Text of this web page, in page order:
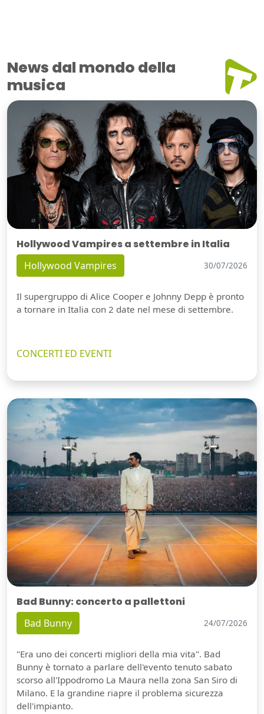
News dal mondo della
musica
Hollywood Vampires a settembre in Italia
Hollywood Vampires 30/07/2026
Il supergruppo di Alice Cooper e Johnny Depp è pronto
a tornare in Italia con 2 date nel mese di settembre.
CONCERTI ED EVENTI
Bad Bunny: concerto a pallettoni
Bad Bunny 24/07/2026
"Era uno dei concerti migliori della mia vita". Bad
Bunny è tornato a parlare dell'evento tenuto sabato
scorso all'Ippodromo La Maura nella zona San Siro di
Milano. E la grandine riapre il problema sicurezza
dell'impianto.